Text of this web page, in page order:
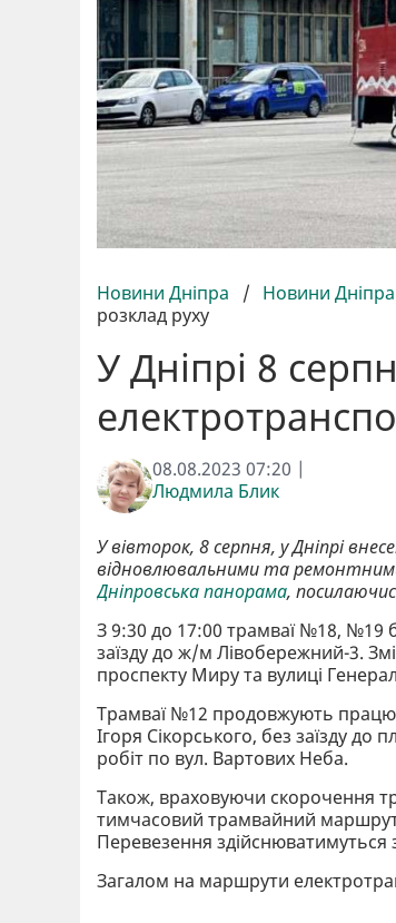
Новини Дніпра / Новини Дніпра
розклад руху
У Дніпрі 8
08.08.2023 07:20 |
Людмила Блик
У вівторок, 8 серпня, у Дніпрі
відновлювальними та
Дніпровська панорама,
З 9:30 до 17:00 трамваї №18, №19
заїзду до ж/м Лівобережний-3.
проспекту Миру та вулиці
Трамваї №12 продовжують
Ігоря Сікорського, без заїзду
робіт по вул. Вартових Неба.
Також, враховуючи скорочення
тимчасовий трамвайний
Перевезення здійснюватимуться
Загалом на маршрути